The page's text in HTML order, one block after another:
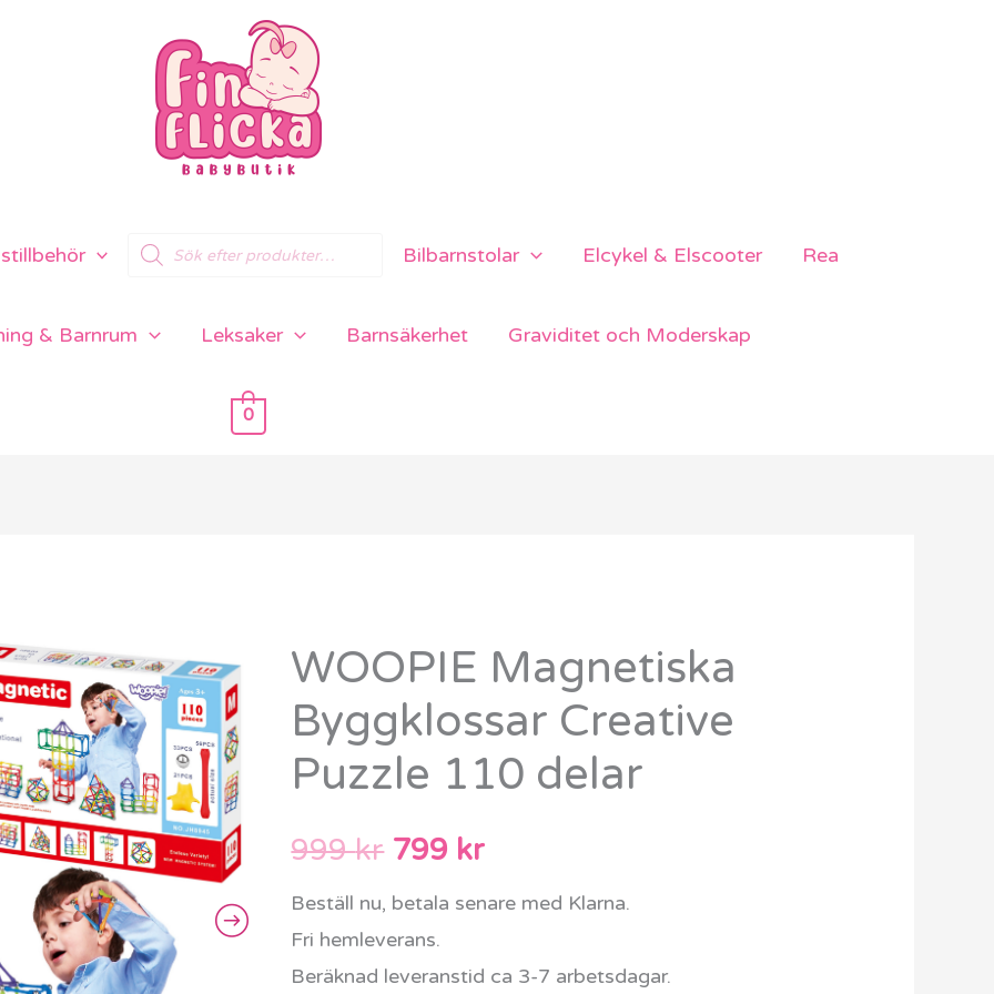
Products
search
Bilbarnstolar Elcykel & Elscooter Rea
& Barnrum Leksaker Barnsäkerhet Graviditet och Moderskap
0
WOOPIE Magnetiska
Byggklossar Creative
Puzzle 110 delar
999kr
Det
ursprungliga
priset
var:
999 kr.
799 kr
Det
nuvarande
priset
är:
799 kr.
Beställ nu, betala senare med Klarna.
Fri hemleverans.
Beräknad leveranstid ca 3-7 arbetsdagar.
WOOPIE
Byggklossar
Creative
110
mängd